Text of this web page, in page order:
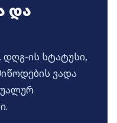
და
ის სტატუსი,
ვადა